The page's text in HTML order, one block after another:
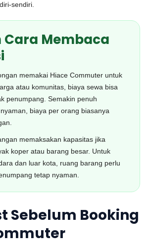
sendiri.
Cara Membaca
memakai Hiace Commuter untuk
atau komunitas, biaya sewa bisa
penumpang. Semakin penuh
biaya per orang biasanya
memaksakan kapasitas jika
koper atau barang besar. Untuk
dan luar kota, ruang barang perlu
tetap nyaman.
Sebelum Booking